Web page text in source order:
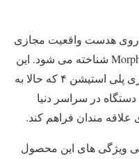
روی هدست واقعیت مجازی
خود می باشد که در قالب پروژه Morpheus شناخته می شود. این
هدست قرار است در کنار کنسول بازی پلی استیشن ۴ که حالا به
کننده ۲۰ میلیون دستگاه در سراسر دنیا
علاقه مندان فراهم کند.
ویژگی های این محصول